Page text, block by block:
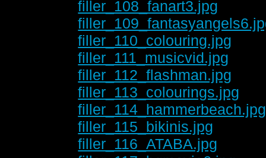
filler_108_fanart3.jpg
filler_110_colouring.jpg
filler_111_musicvid.jpg
filler_112_flashman.jpg
filler_113_colourings.jpg
filler_114_hammerbeach.jpg
filler_115_bikinis.jpg
filler_116_ATABA.jpg